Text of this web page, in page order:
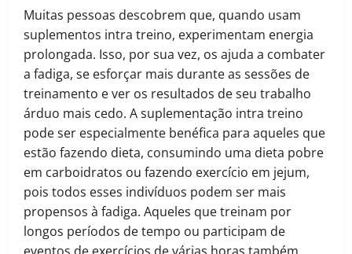
Muitas pessoas descobrem que, quando usam
suplementos intra treino, experimentam energia
prolongada. Isso, por sua vez, os ajuda a combater
a fadiga, se esforçar mais durante as sessões de
treinamento e ver os resultados de seu trabalho
árduo mais cedo. A suplementação intra treino
pode ser especialmente benéfica para aqueles que
estão fazendo dieta, consumindo uma dieta pobre
em carboidratos ou fazendo exercício em jejum,
pois todos esses indivíduos podem ser mais
propensos à fadiga. Aqueles que treinam por
longos períodos de tempo ou participam de